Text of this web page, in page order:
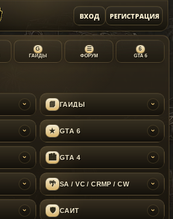
ВХОД РЕГИСТРАЦИЯ
G
ГАЙДЫ
☰
ФОРУМ
6
GTA 6
› 📘 ГАЙДЫ ›
› ★ GTA 6 ›
› 🏙 GTA 4 ›
› 🌴 SA / VC / CRMP / CW ›
› 🛡 САЙТ ›